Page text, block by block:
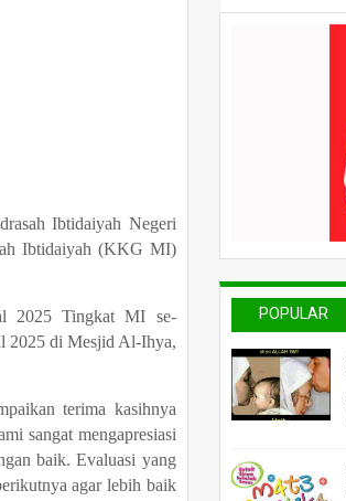
Ibtidaiyah Negeri
Ibtidaiyah (KKG MI)
2025 Tingkat MI se-
2025 di Mesjid Al-Ihya,
terima kasihnya
sangat mengapresiasi
baik. Evaluasi yang
agar lebih baik
POPULAR